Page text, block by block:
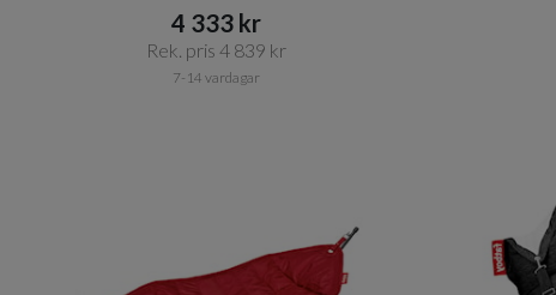
4 333 kr​​
Rek. pris 4 839 kr​​
7-14 vardagar